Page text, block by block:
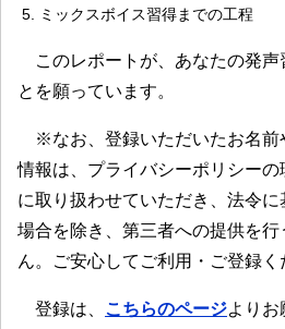
ミックスボイス習得までの工程
このレポートが、あなたの発
とを願っています。
※なお、登録いただいたお名前
情報は、プライバシーポリシー
に取り扱わせていただき、法令
場合を除き、第三者への提供を
ん。ご安心してご利用・ご登録く
登録は、 こちらのページよりお